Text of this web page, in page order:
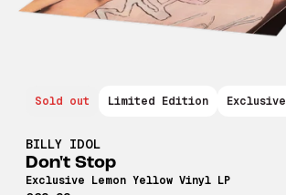
Sold out Limited Edition Exclusive
BILLY IDOL
Don't Stop
Exclusive Lemon Yellow Vinyl LP